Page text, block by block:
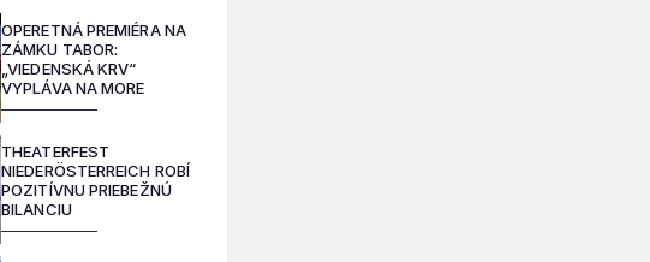
OPERETNÁ PREMIÉRA NA
ZÁMKU TABOR:
„VIEDENSKÁ KRV“
VYPLÁVA NA MORE
THEATERFEST
NIEDERÖSTERREICH ROBÍ
POZITÍVNU PRIEBEŽNÚ
BILANCIU